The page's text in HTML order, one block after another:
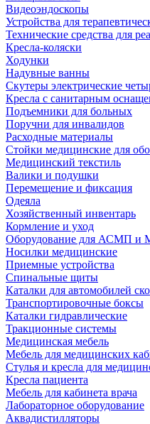
Видеоэндоскопы
Устройства для
Технические средства для
Кресла-коляски
Ходунки
Надувные ванны
Скутеры электрические
Кресла с санитарным
Подъемники для больных
Поручни для инвалидов
Расходные материалы
Стойки медицинские для
Медицинский текстиль
Валики и подушки
Перемещение и фиксация
Одеяла
Хозяйственный инвентарь
Кормление и уход
Оборудование для АСМП и
Носилки медицинские
Приемные устройства
Спинальные щиты
Каталки для автомобилей
Транспортировочные боксы
Каталки гидравлические
Тракционные системы
Медицинская мебель
Мебель для медицинских
Стулья и кресла для
Кресла пациента
Мебель для кабинета врача
Лабораторное оборудование
Аквадистилляторы